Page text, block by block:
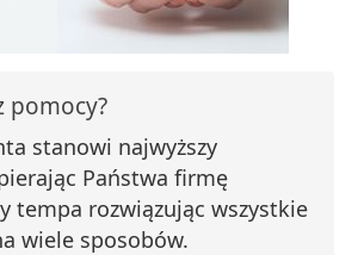
pomocy?
stanowi najwyższy
Państwa firmę
tempa rozwiązując wszystkie
wiele sposobów.